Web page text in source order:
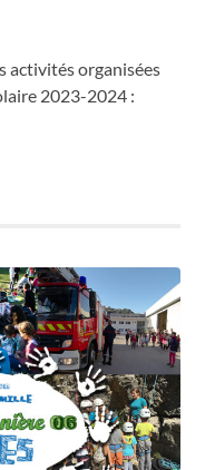
activités organisées
2023-2024 :